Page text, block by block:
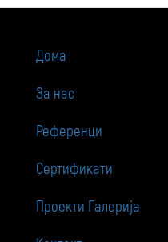
Дома
За нас
Референци
Сертификати
Проекти Галерија